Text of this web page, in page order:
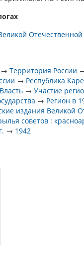
Отечественной
→Территория России
→ Республика
Власть →Участие
→ Регион в
издания Великой
советов :
→ 1942